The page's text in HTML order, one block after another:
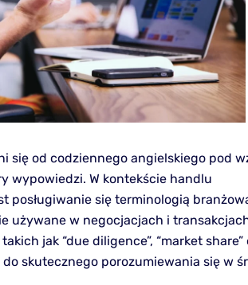
się od codziennego angielskiego pod
wypowiedzi. W kontekście handlu
posługiwanie się terminologią
używane w negocjacjach i
jak “due diligence”, “market
skutecznego porozumiewania się w